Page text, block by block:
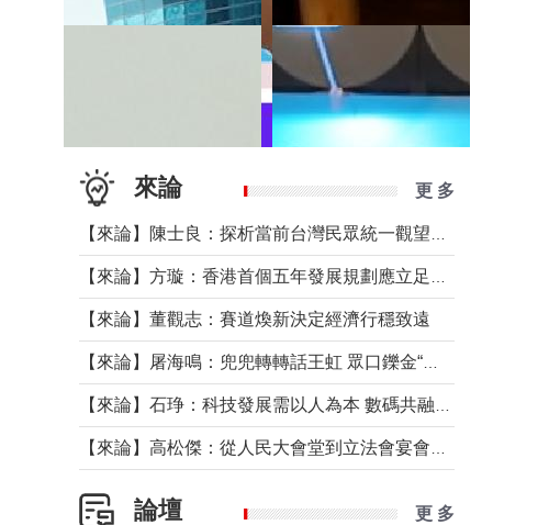
來論 更 多
【來論】董觀志：賽道煥新決定經濟行穩致遠
論壇 更 多